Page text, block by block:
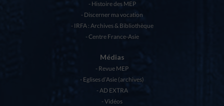
Histoire des MEP
Discerner ma vocation
IRFA : Archives & Bibliothèque
Centre France-Asie
Médias
Revue MEP
Eglises d’Asie (archives)
AD EXTRA
Vidéos